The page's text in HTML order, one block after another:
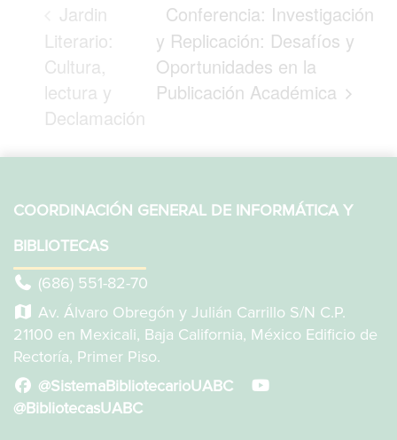
Jardin
Literario:
Cultura,
lectura y
Declamación
Conferencia: Investigación
y Replicación: Desafíos y
Oportunidades en la
Publicación Académica
COORDINACIÓN GENERAL DE INFORMÁTICA Y
BIBLIOTECAS
(686) 551-82-70
Av. Álvaro Obregón y Julián Carrillo S/N C.P.
21100 en Mexicali, Baja California, México Edificio de
Rectoría, Primer Piso.
@SistemaBibliotecarioUABC
@BibliotecasUABC